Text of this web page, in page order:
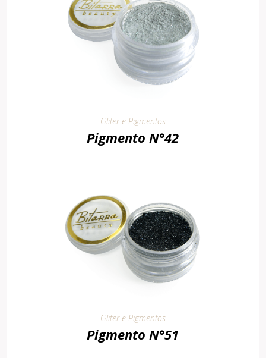
Gliter e Pigmentos
Pigmento N°42
Gliter e Pigmentos
Pigmento N°51